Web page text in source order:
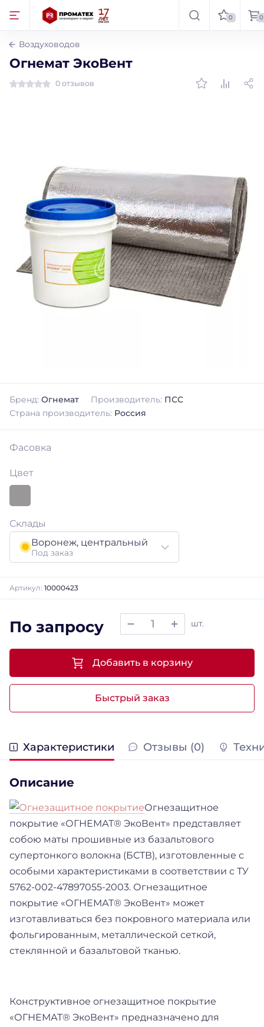
0 0
Воздуховодов
Огнемат ЭкоВент
0 отзывов
Бренд: Огнемат Производитель: ПСС
Страна производитель: Россия
Фасовка
Цвет
Склады
Воронеж, центральный
Под заказ
Артикул: 10000423
По запросу шт.
Быстрый заказ
Добавить в корзину
Характеристики Отзывы (0)
Описание
Огнезащитное
покрытие «ОГНЕМАТ® ЭкоВент» представляет
собою маты прошивные из базальтового
супертонкого волокна (БСТВ), изготовленные с
особыми характеристиками в соответствии с ТУ
5762-002-47897055-2003. Огнезащитное
покрытие «ОГНЕМАТ® ЭкоВент» может
изготавливаться без покровного материала или
фольгированным, металлической сеткой,
стеклянной и базальтовой тканью.
Конструктивное огнезащитное покрытие
«ОГНЕМАТ® ЭкоВент» предназначено для